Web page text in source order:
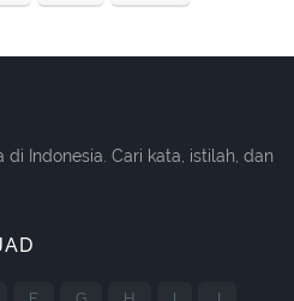
Indonesia. Cari kata, istilah, dan